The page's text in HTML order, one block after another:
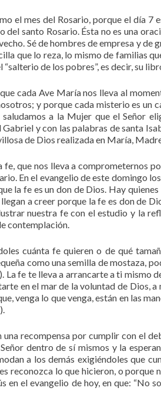
el mes del Rosario, porque el día 7
santo Rosario. Ésta no es una
Sé de hombres de empresa y de
que lo reza, lo mismo de familias
de los pobres”, es decir, su
cada Ave María nos lleva al
y porque cada misterio es un
a la Mujer que el Señor
y con las palabras de santa
de Dios realizada en María,
que nos lleva a comprometernos
En el evangelio de este domingo
la fe es un don de Dios. Hay
a creer porque la fe es don de
nuestra fe con el estudio y la
contemplación.
cuánta fe quieren o de qué
como una semilla de mostaza,
La fe te lleva a arrancarte a ti mismo
en el mar de la voluntad de Dios, a
venga lo que venga, están en las
recompensa por cumplir con el
dentro de sí mismos y la
a los demás exigiéndoles que
reconozca lo que hicieron, o porque
en el evangelio de hoy, en que: “No